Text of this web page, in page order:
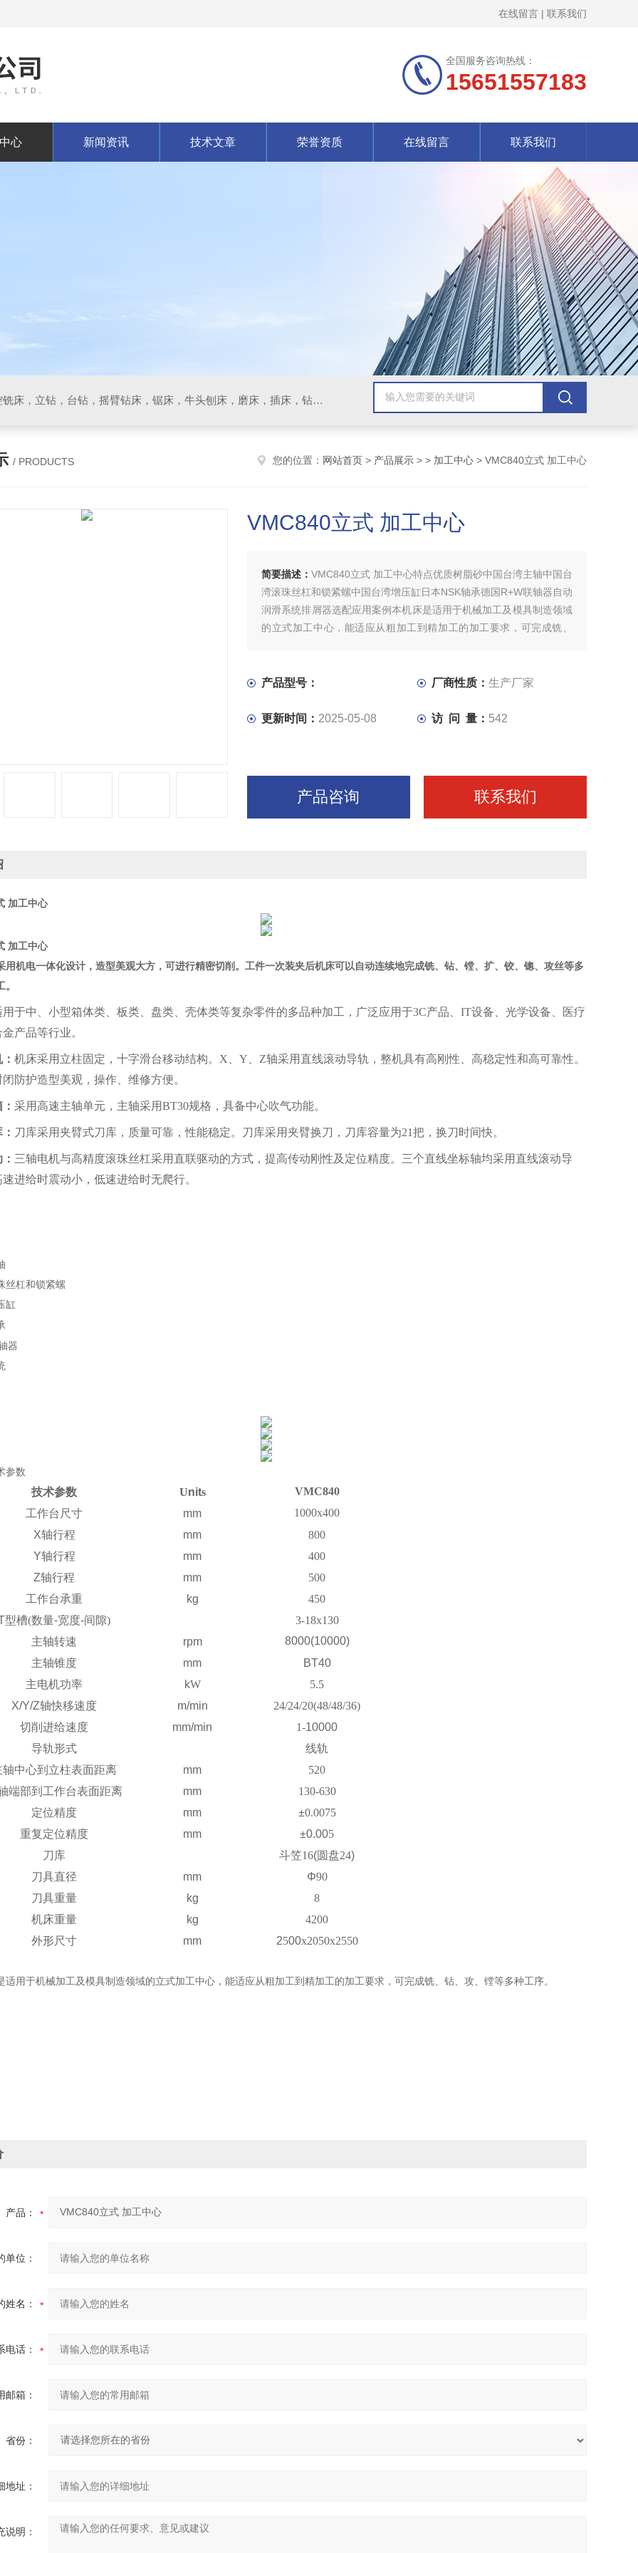
在线留言 | 联系我们
全国服务咨询热线：
15651557183
心 新闻资讯 技术文章 荣誉资质 在线留言 联系我们
数控车床，加工中心，数控铣床，立钻，台钻，摇臂钻床，锯床，牛头刨床，磨床，插床，钻铣床，滚齿机
/ PRODUCTS 您的位置： 网站首页 > 产品展示 > > 加工中心 > VMC840立式 加工中心
VMC840立式 加工中心
简要描述： VMC840立式 加工中心特点优质树脂砂中国台湾主轴中国台
湾滚珠丝杠和锁紧螺中国台湾增压缸日本NSK轴承德国R+W联轴器自动
润滑系统排屑器选配应用案例本机床是适用于机械加工及模具制造领域
的立式加工中心，能适应从粗加工到精加工的加工要求，可完成铣、
产品型号： 厂商性质： 生产厂家
更新时间： 2025-05-08 访 问 量： 542
产品咨询 联系我们
加工中心
加工中心
用机电一体化设计，造型美观大方，可进行精密切削。工件一次装夹后机床可以自动连续地完成铣、钻、镗、扩、铰、锪、攻丝等多
用于中、小型箱体类、板类、盘类、壳体类等复杂零件的多品种加工，广泛应用于3C产品、IT设备、光学设备、医疗
产品等行业。
机床采用立柱固定，十字滑台移动结构。X、Y、Z轴采用直线滚动导轨，整机具有高刚性、高稳定性和高可靠性。
防护造型美观，操作、维修方便。
采用高速主轴单元，主轴采用BT30规格，具备中心吹气功能。
刀库采用夹臂式刀库，质量可靠，性能稳定。刀库采用夹臂换刀，刀库容量为21把，换刀时间快。
三轴电机与高精度滚珠丝杠采用直联驱动的方式，提高传动刚性及定位精度。三个直线坐标轴均采用直线滚动导
进给时震动小，低速进给时无爬行。
丝杠和锁紧螺
缸
器
参数
技术参数 Units
VMC840
工作台尺寸
mm
1000x400
X轴行程 mm
800
Y轴行程 mm
400
Z轴行程 mm
500
工作台承重
kg
450
型槽(数量-宽度-间隙)
3-18x130
主轴转速
rpm
8000(10000)
主轴锥度
mm
BT40
主电机功率
kW
5.5
X/Y/Z轴快移速度 m/min 24/24/20(48/48/36)
切削进给速度
mm/min 1-10000
导轨形式
线轨
轴中心到立柱表面距离
mm
520
端部到工作台表面距离
mm
130-630
定位精度
mm ±0.0075
重复定位精度
mm ±0.005
刀库
斗笠16(圆盘24)
刀具直径
mm Φ90
刀具重量
kg
8
机床重量
kg
4200
外形尺寸
mm 2500x2050x2550
适用于机械加工及模具制造领域的立式加工中心，能适应从粗加工到精加工的加工要求，可完成铣、钻、攻、镗等多种工序。
产品：
单位：
姓名：
电话：
邮箱：
省份：
地址：
说明：